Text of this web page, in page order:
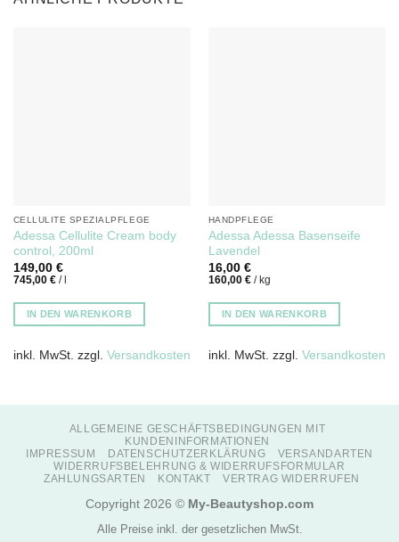
CELLULITE SPEZIALPFLEGE
Adessa Cellulite Cream body
control, 200ml
149,00 €
745,00 €/l
IN DEN WARENKORB
inkl. MwSt. zzgl. Versandkosten
HANDPFLEGE
Adessa Adessa Basenseife
Lavendel
16,00 €
160,00 €/kg
IN DEN WARENKORB
inkl. MwSt. zzgl. Versandkosten
ALLGEMEINE GESCHÄFTSBEDINGUNGEN MIT
KUNDENINFORMATIONEN
IMPRESSUM
DATENSCHUTZERKLÄRUNG
VERSANDARTEN
WIDERRUFSBELEHRUNG & WIDERRUFSFORMULAR
ZAHLUNGSARTEN
KONTAKT VERTRAG WIDERRUFEN
Copyright 2026 © My-Beautyshop.com
Alle Preise inkl. der gesetzlichen MwSt.